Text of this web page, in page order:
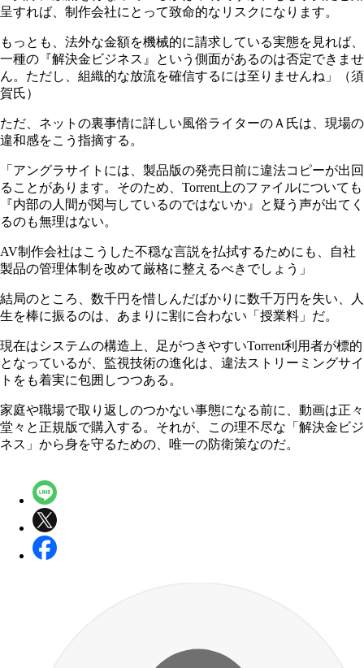
呈すれば、制作会社にとって致命的なリスクになります。
もっとも、法外な金額を機械的に請求している実態を見れば、
一種の『解決金ビジネス』という側面があるのは否定できませ
ん。ただし、組織的な放流を確信するには至りませんね」（須
賀氏）
ただ、ネットの裏事情に詳しい風俗ライターのＡ氏は、現場の
違和感をこう指摘する。
「アングラサイトには、製品版の発売日前に違法コピーが出回
ることがあります。そのため、Torrent上のファイルについても
『内部の人間が関与しているのではないか』と疑う声が出てく
るのも無理はない。
AV制作会社はこうした不穏な言説を払拭するためにも、自社
製品の管理体制を改めて厳格に整えるべきでしょう」
結局のところ、数千円を惜しんだばかりに数千万円を失い、人
生を棒に振るのは、あまりに割に合わない「授業料」だ。
現在はシステムの構造上、足がつきやすいTorrent利用者が標的
となっているが、監視技術の進化は、違法ストリーミングサイ
トをも着実に包囲しつつある。
家庭や職場で取り返しのつかない事態になる前に、動画は正々
堂々と正規版で購入する。それが、この理不尽な「解決金ビジ
ネス」から身を守るための、唯一の防衛策なのだ。